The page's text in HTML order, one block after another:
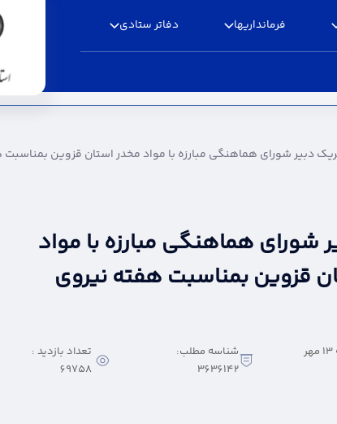
فرمانداریها دفاتر ستادی
مبارزه با مواد مخدر استان قزوین
دبیر شورای هماهنگی مبارزه با مواد مخدر استان قزوین
شورای هماهنگی مبارزه با مواد
قزوین بمناسبت هفته نیروی
یک‌شنبه 13 مهر
شناسه مطلب:
3636142
تعداد بازدید :
69758